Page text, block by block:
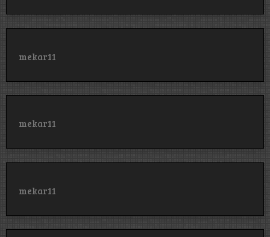
mekar11
mekar11
mekar11